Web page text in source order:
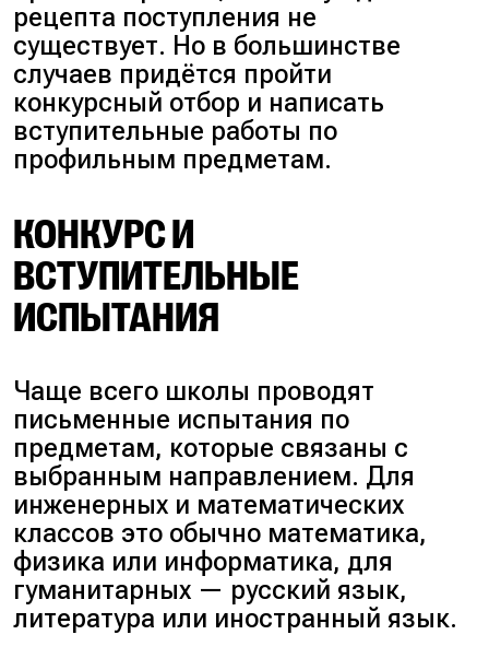
рецепта поступления не
существует. Но в большинстве
случаев придётся пройти
конкурсный отбор и написать
вступительные работы по
профильным предметам.
КОНКУРС И
ВСТУПИТЕЛЬНЫЕ
ИСПЫТАНИЯ
Чаще всего школы проводят
письменные испытания по
предметам, которые связаны с
выбранным направлением. Для
инженерных и математических
классов это обычно математика,
физика или информатика, для
гуманитарных — русский язык,
литература или иностранный язык.